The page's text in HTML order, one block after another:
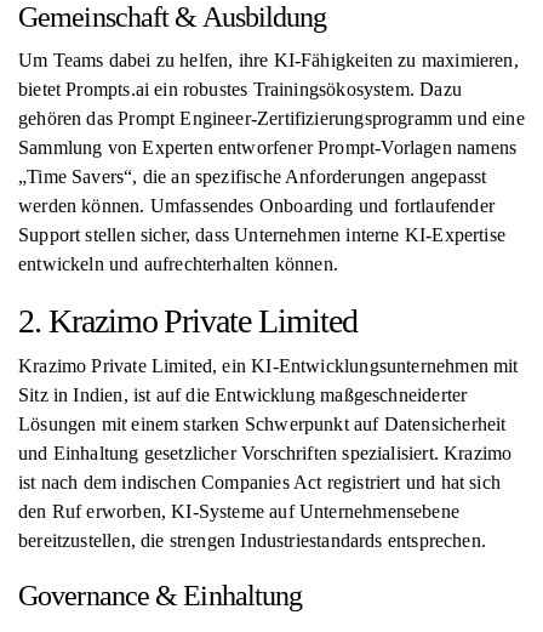
Gemeinschaft & Ausbildung
Um Teams dabei zu helfen, ihre KI-Fähigkeiten zu maximieren,
bietet Prompts.ai ein robustes Trainingsökosystem. Dazu
gehören das Prompt Engineer-Zertifizierungsprogramm und eine
Sammlung von Experten entworfener Prompt-Vorlagen namens
„Time Savers“, die an spezifische Anforderungen angepasst
werden können. Umfassendes Onboarding und fortlaufender
Support stellen sicher, dass Unternehmen interne KI-Expertise
entwickeln und aufrechterhalten können.
2. Krazimo Private Limited
Krazimo Private Limited, ein KI-Entwicklungsunternehmen mit
Sitz in Indien, ist auf die Entwicklung maßgeschneiderter
Lösungen mit einem starken Schwerpunkt auf Datensicherheit
und Einhaltung gesetzlicher Vorschriften spezialisiert. Krazimo
ist nach dem indischen Companies Act registriert und hat sich
den Ruf erworben, KI-Systeme auf Unternehmensebene
bereitzustellen, die strengen Industriestandards entsprechen.
Governance & Einhaltung